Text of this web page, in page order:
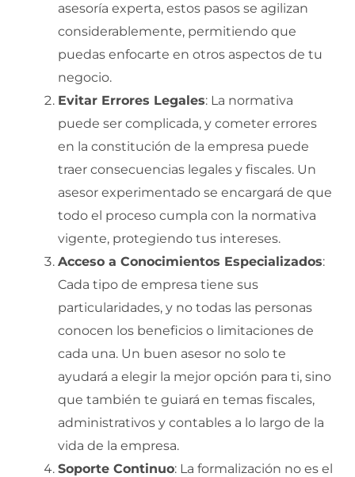
asesoría experta, estos pasos se agilizan
considerablemente, permitiendo que
puedas enfocarte en otros aspectos de tu
negocio.
Evitar Errores Legales: La normativa
puede ser complicada, y cometer errores
en la constitución de la empresa puede
traer consecuencias legales y fiscales. Un
asesor experimentado se encargará de que
todo el proceso cumpla con la normativa
vigente, protegiendo tus intereses.
Acceso a Conocimientos Especializados:
Cada tipo de empresa tiene sus
particularidades, y no todas las personas
conocen los beneficios o limitaciones de
cada una. Un buen asesor no solo te
ayudará a elegir la mejor opción para ti, sino
que también te guiará en temas fiscales,
administrativos y contables a lo largo de la
vida de la empresa.
Soporte Continuo: La formalización no es el